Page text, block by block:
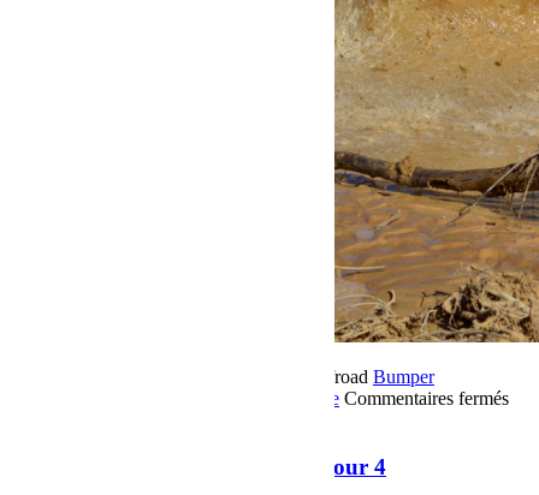
Par Martial BumperOffroad Bumper
Voyage Commentaires fermés
Raid Sahara Tour Maroc 2018 Jour 4